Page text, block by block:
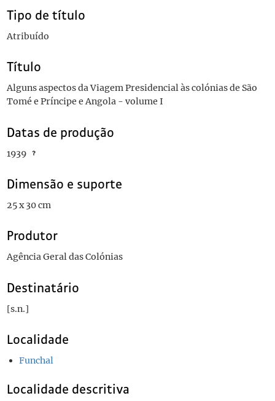
Tipo de título
Atribuído
Título
Alguns aspectos da Viagem Presidencial às colónias de São
Tomé e Príncipe e Angola - volume I
Datas de produção
1939
Dimensão e suporte
25 x 30 cm
Produtor
Agência Geral das Colónias
Destinatário
[s.n.]
Localidade
Funchal
Localidade descritiva